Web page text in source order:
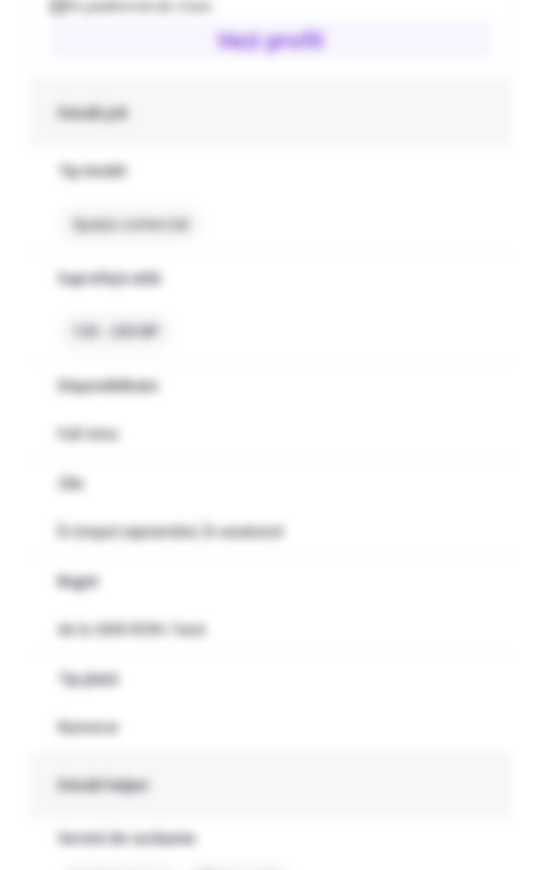
Pe platformă de 2 luni
Vezi profil
Detalii job
Tip imobil
Spațiu comercial
Suprafață utilă
100 - 200 MP
Disponibilitate
Full-time
Zile
În timpul săptămânii, În weekend
Buget
de la 2000 RON / lună
Tip plată
Numerar
Detalii helper
Servicii de curățenie